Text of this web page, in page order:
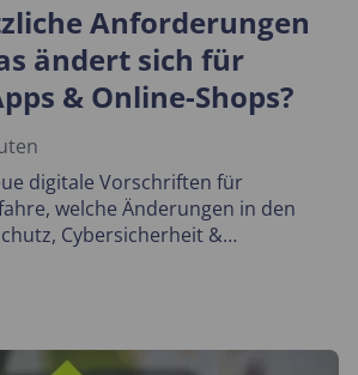
Anforderungen
ändert sich für
& Online-Shops?
digitale Vorschriften für
welche Änderungen in den
Cybersicherheit &